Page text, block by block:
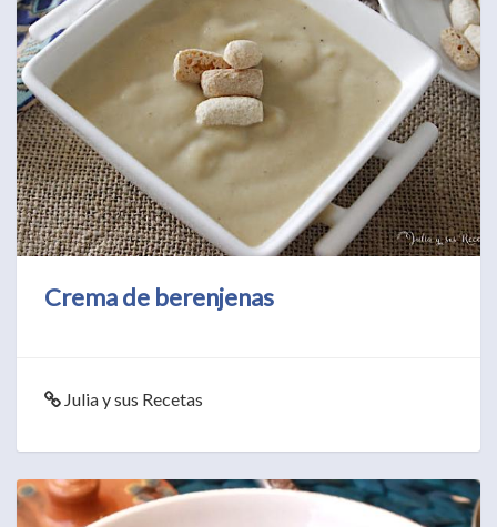
Crema de berenjenas
Julia y sus Recetas